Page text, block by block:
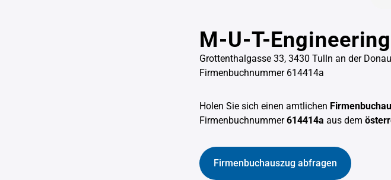
M-U-T-
Grottenthalgasse 33, 3430 Tulln an der Donau
Firmenbuchnummer 614414a
Holen Sie sich einen amtlichen
Firmenbuchnummer614414a aus dem
Firmenbuchauszug abfragen